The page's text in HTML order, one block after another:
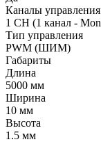
Каналы управления
1 CH (1 канал -
Тип управления
PWM (ШИМ)
Габариты
Длина
5000 мм
Ширина
10 мм
Высота
1.5 мм